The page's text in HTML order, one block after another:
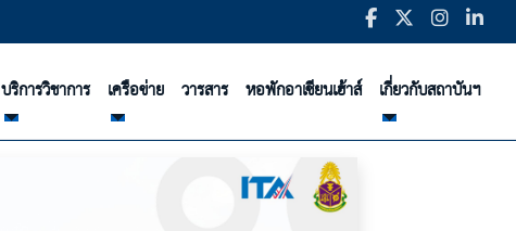
บริการวิชาการ เครือข่าย วารสาร หอพักอาเซียนเฮ้าส์ เกี่ยวกับสถาบันฯ